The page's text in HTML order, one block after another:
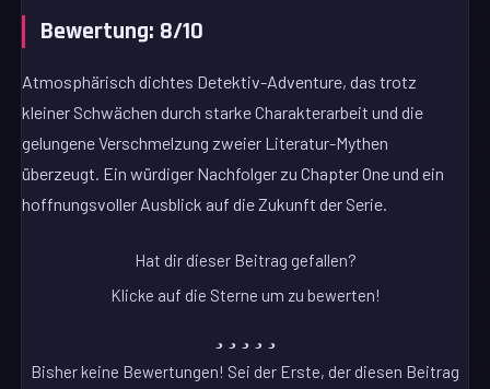
Bewertung: 8/10
Atmosphärisch dichtes Detektiv-Adventure, das trotz
kleiner Schwächen durch starke Charakterarbeit und die
gelungene Verschmelzung zweier Literatur-Mythen
überzeugt. Ein würdiger Nachfolger zu Chapter One und ein
hoffnungsvoller Ausblick auf die Zukunft der Serie.
Hat dir dieser Beitrag gefallen?
Klicke auf die Sterne um zu bewerten!
Bisher keine Bewertungen! Sei der Erste, der diesen Beitrag